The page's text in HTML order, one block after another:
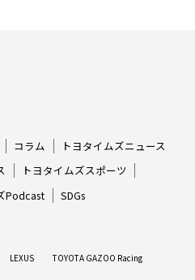
コラム
トヨタイムズニュース
トヨタイムズスポーツ
Podcast
SDGs
LEXUS TOYOTA GAZOO Racing